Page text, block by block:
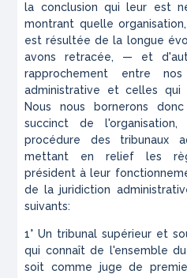
la conclusion qui leur est
montrant quelle
est résultée de la longue
avons retracée, — et
rapprochement entre
administrative et celles qui
Nous nous bornerons
succinct de
procédure des tribunaux
mettant en relief les
président à leur
de la juridiction
suivants:
1° Un tribunal supérieur et
qui connaît de l'ensemble
soit comme juge de